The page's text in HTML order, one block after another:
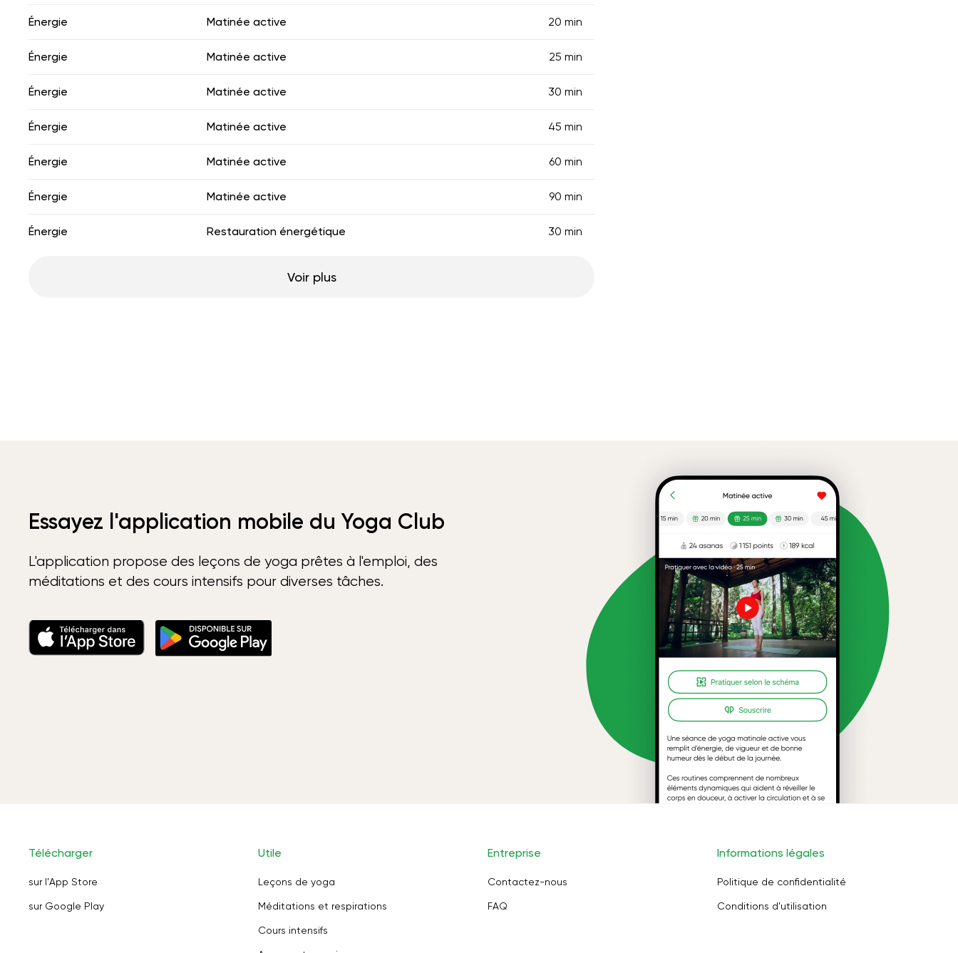
Énergie Matinée active 20 min
Énergie Matinée active 25 min
Énergie Matinée active 30 min
Énergie Matinée active 45 min
Énergie Matinée active 60 min
Énergie Matinée active 90 min
Énergie Restauration énergétique 30 min
Voir plus
Essayez l'application mobile du Yoga Club
L'application propose des leçons de yoga prêtes à l'emploi, des
méditations et des cours intensifs pour diverses tâches.
Télécharger
sur l'App Store
sur Google Play
Utile
Leçons de yoga
Méditations et respirations
Cours intensifs
Entreprise
Contactez-nous
FAQ
Informations légales
Politique de confidentialité
Conditions d'utilisation